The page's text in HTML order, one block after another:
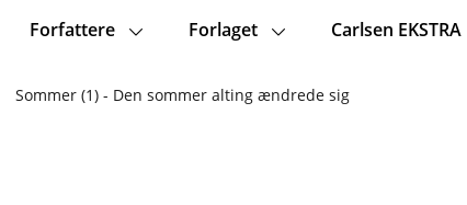
Forfattere Forlaget Carlsen EKSTRA
Sommer (1) - Den sommer alting ændrede sig